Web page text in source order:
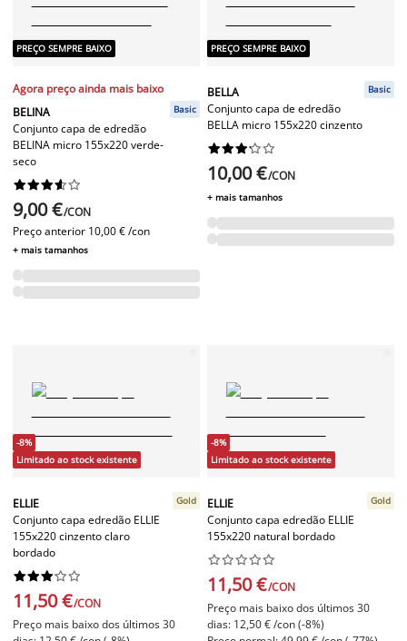
PREÇO SEMPRE BAIXO
Agora preço ainda mais baixo
BELINA
Conjunto capa de edredão
BELINA micro 155x220 verde-
seco
Basic






9,00 €/CON
Preço anterior 10,00 € /con
+ mais tamanhos
PREÇO SEMPRE BAIXO
BELLA
Conjunto capa de edredão
BELLA micro 155x220 cinzento
Basic






10,00 €/CON
+ mais tamanhos
-8%
Limitado ao stock existente
ELLIE
Conjunto capa edredão ELLIE
155x220 cinzento claro
bordado
Gold






11,50 €/CON
Preço mais baixo dos últimos 30
-8%
Limitado ao stock existente
ELLIE
Conjunto capa edredão ELLIE
155x220 natural bordado
Gold






11,50 €/CON
Preço mais baixo dos últimos 30
dias: 12,50 € /con (-8%)